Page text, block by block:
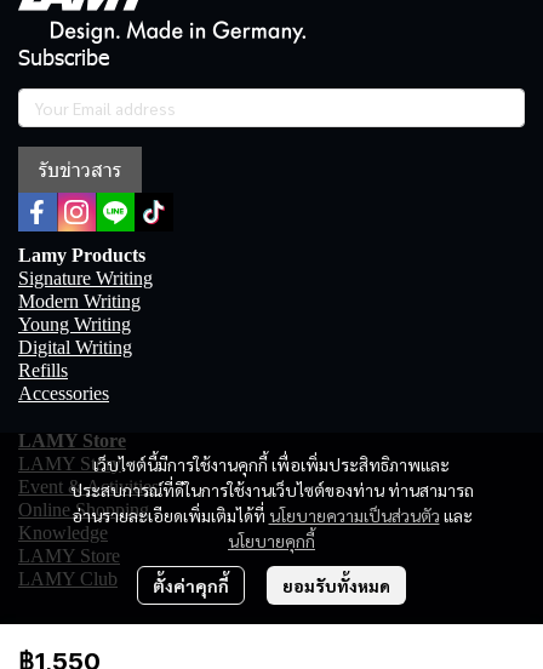
฿1,550
เว็บไซต์นี้มีการใช้งานคุกกี้ เพื่อเพิ่มประสิทธิภาพและ
ประสบการณ์ที่ดีในการใช้งานเว็บไซต์ของท่าน ท่านสามารถ
อ่านรายละเอียดเพิ่มเติมได้ที่ นโยบายความเป็นส่วนตัว และ
นโยบายคุกกี้
ตั้งค่าคุกกี้ ยอมรับทั้งหมด
Subscribe
รับข่าวสาร
Lamy Products
Signature Writing
Modern Writing
Young Writing
Digital Writing
Refills
Accessories
LAMY Store
LAMY Story
Event & Activities
Online Shopping
Knowledge
LAMY Store
LAMY Club